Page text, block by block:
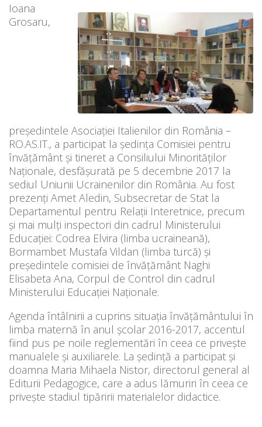
Ioana
Grosaru,
președintele Asociației Italienilor din România –
RO.AS.IT., a participat la ședința Comisiei pentru
învățământ și tineret a Consiliului Minorităților
Naționale, desfășurată pe 5 decembrie 2017 la
sediul Uniunii Ucrainenilor din România. Au fost
prezenți Amet Aledin, Subsecretar de Stat la
Departamentul pentru Relații Interetnice, precum
și mai mulți inspectori din cadrul Ministerului
Educației: Codrea Elvira (limba ucraineană),
Bormambet Mustafa Vildan (limba turcă) și
președintele comisiei de învățământ Naghi
Elisabeta Ana, Corpul de Control din cadrul
Ministerului Educației Naționale.
Agenda întâlnirii a cuprins situația învățământului în
limba maternă în anul școlar 2016-2017, accentul
fiind pus pe noile reglementări în ceea ce privește
manualele și auxiliarele. La ședință a participat și
doamna Maria Mihaela Nistor, directorul general al
Editurii Pedagogice, care a adus lămuriri în ceea ce
privește stadiul tipăririi materialelor didactice.